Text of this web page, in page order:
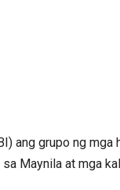
ang grupo ng mga
Maynila at mga